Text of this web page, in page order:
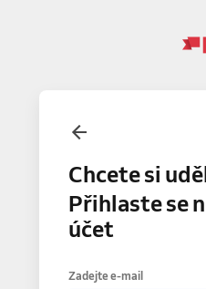
Chcete si
Přihlaste se
účet
Zadejte e-mail